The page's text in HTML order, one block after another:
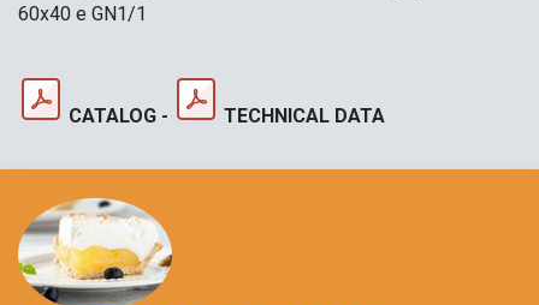
60x40 e GN1/1
CATALOG - TECHNICAL DATA